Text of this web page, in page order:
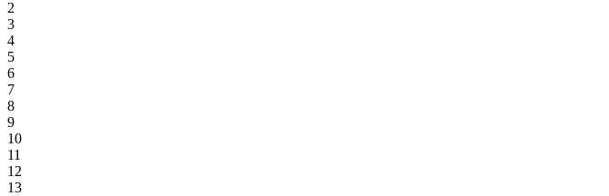
2
3
4
5
6
7
8
9
10
11
12
13